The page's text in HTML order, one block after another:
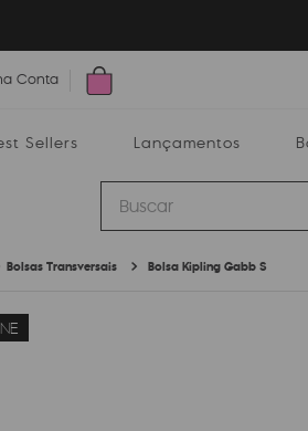
Conta
Sellers Lançamentos
Buscar
Bolsas Transversais Bolsa Kipling Gabb S